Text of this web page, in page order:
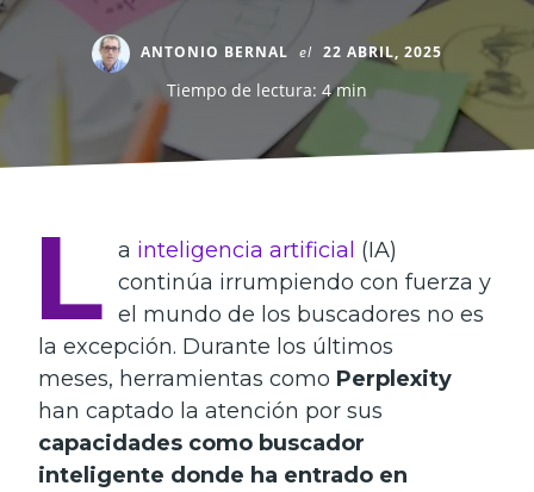
ANTONIO BERNAL el 22 ABRIL, 2025
Tiempo de lectura: 4 min
L a inteligencia artificial (IA)
continúa irrumpiendo con fuerza y
el mundo de los buscadores no es
la excepción. Durante los últimos
meses, herramientas como Perplexity
han captado la atención por sus
capacidades como buscador
inteligente donde ha entrado en